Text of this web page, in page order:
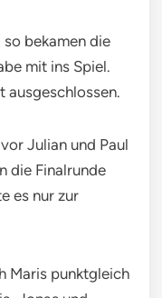
bekamen die
mit ins Spiel.
ausgeschlossen.
Julian und Paul
die Finalrunde
es nur zur
Maris punktgleich